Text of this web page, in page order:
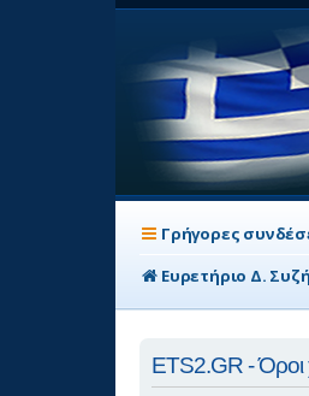
Γρήγορες
Ευρετήριο Δ.
ETS2.GR -